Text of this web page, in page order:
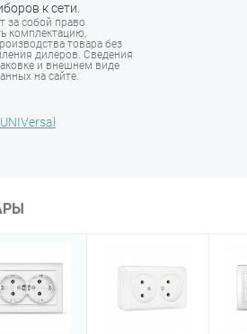
к сети.
за собой право
комплектацию,
товара без
дилеров. Сведения
и внешнем виде
на сайте.